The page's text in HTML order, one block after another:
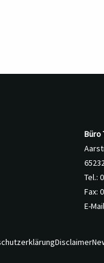
Büro
Tel.:
Fax:
E-
Disclaimer